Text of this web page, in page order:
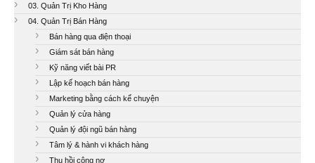
03. Quản Trị Kho Hàng
04. Quản Trị Bán Hàng
Bán hàng qua điện thoại
Giám sát bán hàng
Kỹ năng viết bài PR
Lập kế hoạch bán hàng
Marketing bằng cách kể chuyện
Quản lý cửa hàng
Quản lý đội ngũ bán hàng
Tâm lý & hành vi khách hàng
Thu hồi công nợ